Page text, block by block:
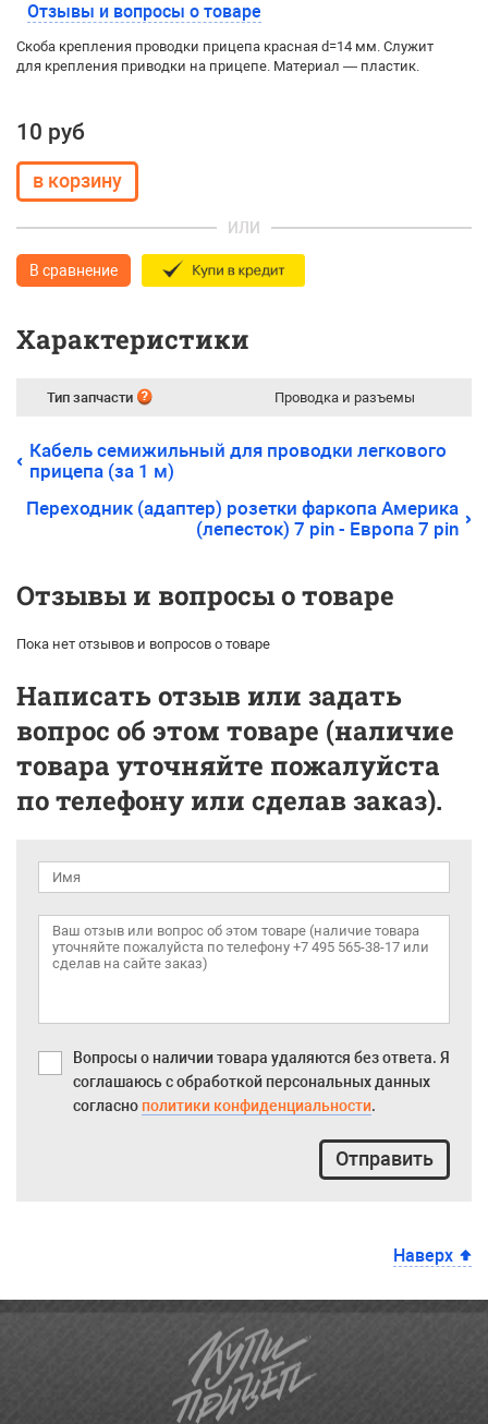
Отзывы и вопросы о товаре
Скоба крепления проводки прицепа красная d=14 мм. Служит
для крепления приводки на прицепе. Материал — пластик.
10 руб
ИЛИ
В сравнение
Характеристики
Тип запчасти Проводка и разъемы
Кабель семижильный для проводки легкового
прицепа (за 1 м)
Переходник (адаптер) розетки фаркопа Америка
(лепесток) 7 pin - Европа 7 pin
Отзывы и вопросы о товаре
Пока нет отзывов и вопросов о товаре
Написать отзыв или задать
вопрос об этом товаре (наличие
товара уточняйте пожалуйста
по телефону или сделав заказ).
Вопросы о наличии товара удаляются без ответа. Я
соглашаюсь с обработкой персональных данных
согласно политики конфиденциальности.
Отправить
Наверх